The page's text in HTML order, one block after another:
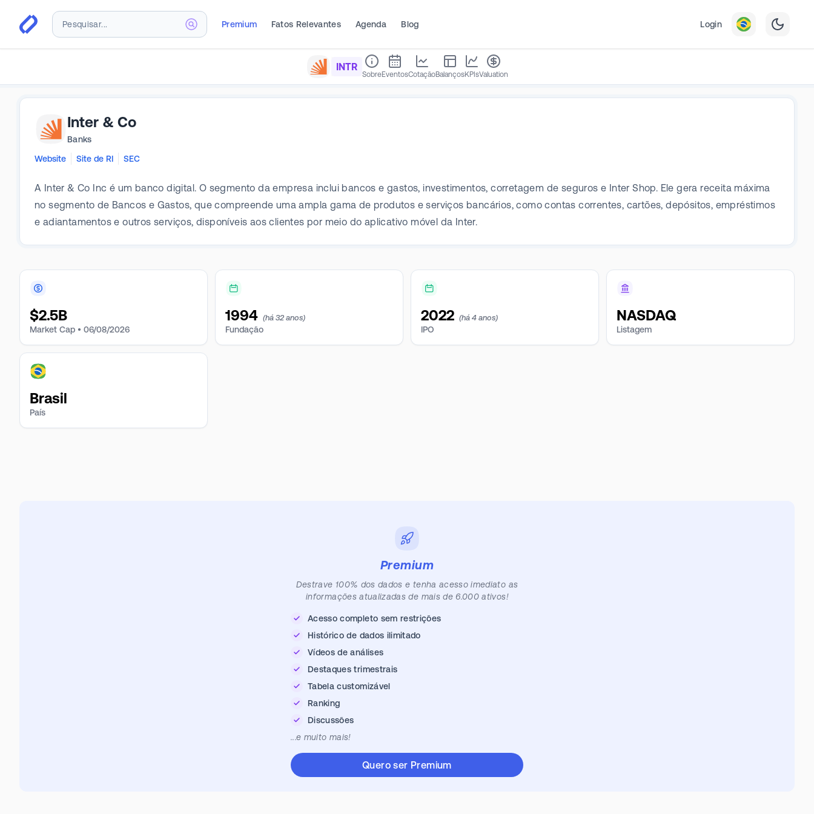
Premium Fatos Relevantes Agenda Blog Login
INTR
SobreEventosCotaçãoBalançosKPIsValuation
Inter & Co
Banks
Website
Site de RI SEC
A Inter & Co Inc é um banco digital. O segmento da empresa inclui bancos e gastos, investimentos, corretagem de seguros e Inter Shop. Ele gera receita máxima
no segmento de Bancos e Gastos, que compreende uma ampla gama de produtos e serviços bancários, como contas correntes, cartões, depósitos, empréstimos
e adiantamentos e outros serviços, disponíveis aos clientes por meio do aplicativo móvel da Inter.
$2.5B
Market Cap • 06/08/2026
1994 (há 32 anos)
Fundação
2022 (há 4 anos)
IPO
NASDAQ
Listagem
Brasil
País
Premium
Destrave 100% dos dados e tenha acesso imediato as
informações atualizadas de mais de 6.000 ativos!
Acesso completo sem restrições
Histórico de dados ilimitado
Vídeos de análises
Destaques trimestrais
Tabela customizável
Ranking
Discussões
...e muito mais!
Quero ser Premium